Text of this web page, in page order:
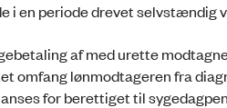
i en periode drevet selvstændig
af med urette
omfang lønmodtageren fra
for berettiget til